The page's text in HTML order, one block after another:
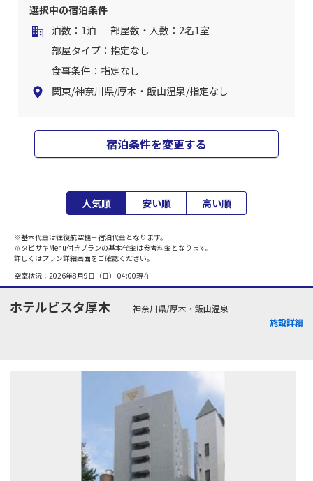
選択中の宿泊条件
泊数：1泊
部屋数・人数：2名1室
部屋タイプ：指定なし
食事条件：指定なし
関東/神奈川県/厚木・飯山温泉/指定なし
宿泊条件を変更する
人気順 安い順 高い順
※基本代金は往復航空機＋宿泊代金となります。
※タビサキMenu付きプランの基本代金は参考料金となります。
詳しくはプラン詳細画面をご確認ください。
空室状況： 2026年8月9日（日） 04:00現在
ホテルビスタ厚木
神奈川県/厚木・飯山温泉
施設詳細